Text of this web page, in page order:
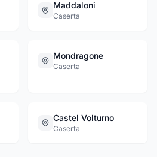
Maddaloni
Caserta
Mondragone
Caserta
Castel Volturno
Caserta